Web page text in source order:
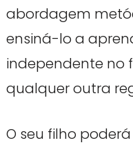
abordagem
ensiná-lo a
independente no
qualquer outra
O seu filho